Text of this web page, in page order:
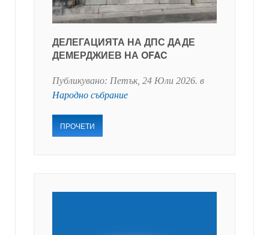
ДЕЛЕГАЦИЯТА НА ДПС ДАДЕ
ДЕМЕРДЖИЕВ НА OFAC
Публикувано: Петък, 24 Юли 2026. в
Народно събрание
ПРОЧЕТИ